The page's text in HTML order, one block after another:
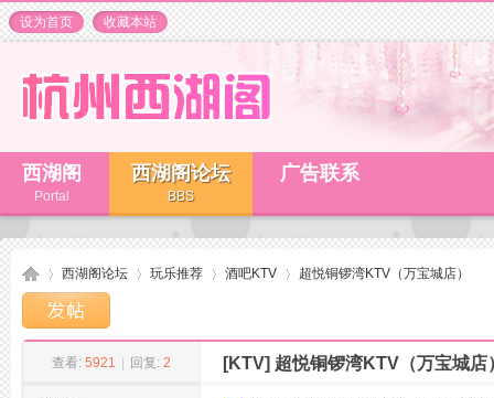
设为首页 收藏本站
西湖阁
Portal
西湖阁论坛
BBS
广告联系
西湖阁论坛
›
玩乐推荐 酒吧KTV
›
超悦铜锣湾KTV（万宝城店）
查看: 5921 回复: 2 [KTV] 超悦铜锣湾KTV（万宝城店